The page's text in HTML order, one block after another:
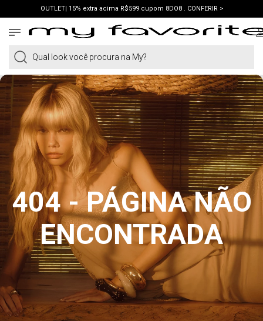
OUTLET| 15% extra acima R$599 cupom 8DO8 . CONFERIR >
PRIMEIRA COMPRA | ganhe 10% cupom WELCOME. VER LOOKS >
Qual look você procura na My?
404 - PÁGINA NÃO
ENCONTRADA